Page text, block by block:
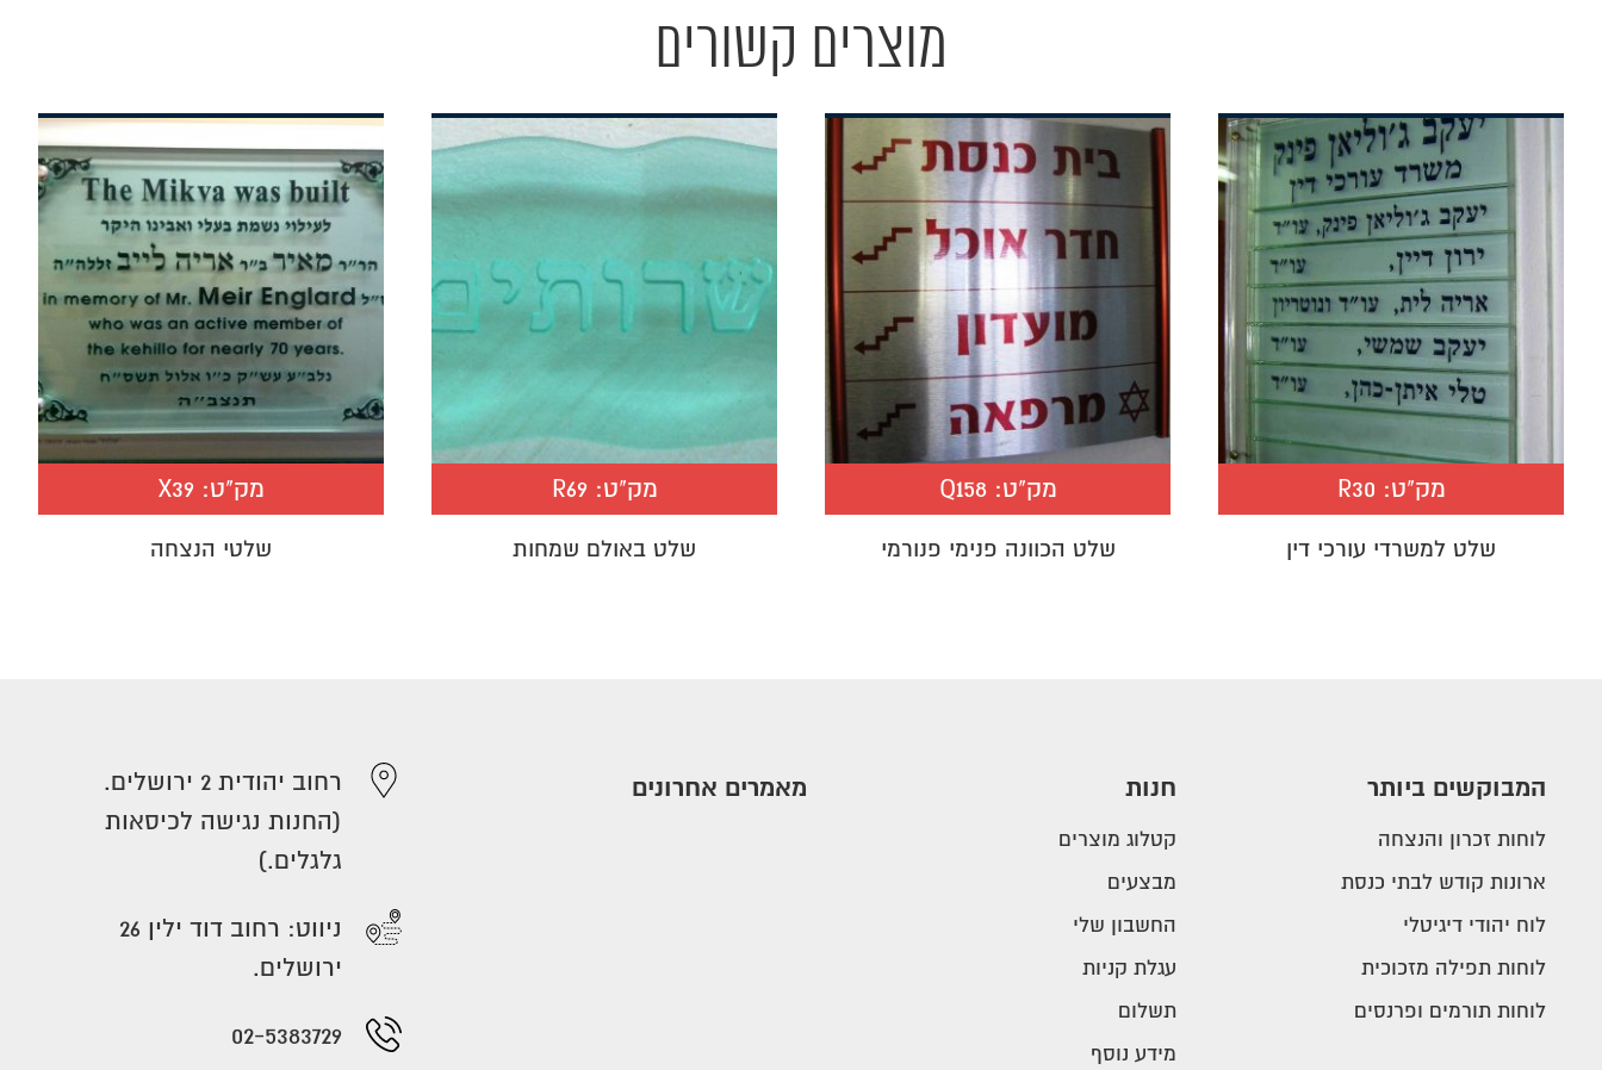
מוצרים קשורים
מק"ט: R30
שלט למשרדי עורכי דין
מק"ט:Q158
שלט הכוונה פנימי פנורמי
מק"ט: R69
שלט באולם שמחות
מק"ט: X39
שלטי הנצחה
המבוקשים ביותר
לוחות זכרון והנצחה
ארונות קודש לבתי כנסת
לוח יהודי דיגיטלי
לוחות תפילה מזכוכית
לוחות תורמים ופרנסים
חנות
קטלוג מוצרים
מבצעים
החשבון שלי
עגלת קניות
תשלום
מידע נוסף
מאמרים אחרונים
רחוב יהודית 2 ירושלים.
(החנות נגישה לכיסאות
גלגלים.)
ניווט: רחוב דוד ילין 26
ירושלים.
02-5383729